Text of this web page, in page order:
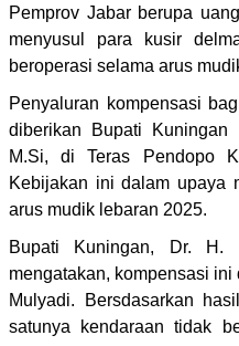
Pemprov Jabar berupa
menyusul para kusir
beroperasi selama arus
Penyaluran kompensasi
diberikan Bupati
M.Si, di Teras Pendopo
Kebijakan ini dalam upaya
arus mudik lebaran 2025.
Bupati Kuningan, Dr. H.
mengatakan, kompensasi
Mulyadi. Bersdasarkan
satunya kendaraan tidak